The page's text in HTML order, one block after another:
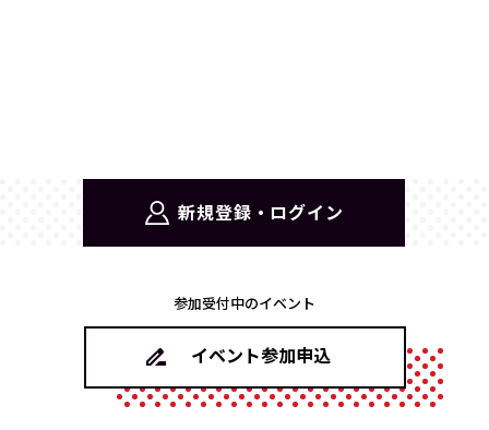
新規登録・ログイン
参加受付中のイベント
イベント参加申込